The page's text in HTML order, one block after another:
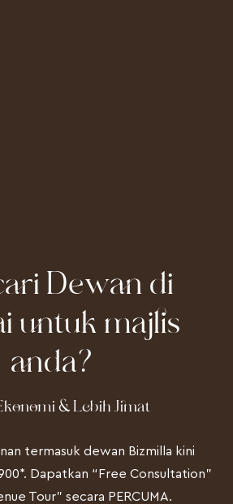
Dewan di
untuk majlis
anda?
& Lebih Jimat
termasuk dewan Bizmilla kini
Dapatkan “Free Consultation”
Tour” secara PERCUMA.